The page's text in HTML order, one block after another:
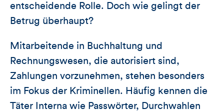
entscheidende Rolle. Doch wie gelingt der
Betrug überhaupt?
Mitarbeitende in Buchhaltung und
Rechnungswesen, die autorisiert sind,
Zahlungen vorzunehmen, stehen besonders
im Fokus der Kriminellen. Häufig kennen die
Täter Interna wie Passwörter, Durchwahlen